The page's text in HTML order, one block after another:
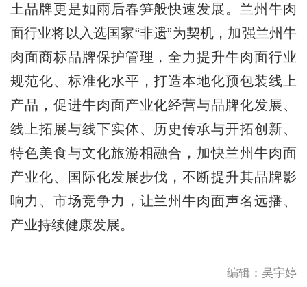
土品牌更是如雨后春笋般快速发展。兰州牛肉
面行业将以入选国家“非遗”为契机，加强兰州牛
肉面商标品牌保护管理，全力提升牛肉面行业
规范化、标准化水平，打造本地化预包装线上
产品，促进牛肉面产业化经营与品牌化发展、
线上拓展与线下实体、历史传承与开拓创新、
特色美食与文化旅游相融合，加快兰州牛肉面
产业化、国际化发展步伐，不断提升其品牌影
响力、市场竞争力，让兰州牛肉面声名远播、
产业持续健康发展。
编辑：吴宇婷